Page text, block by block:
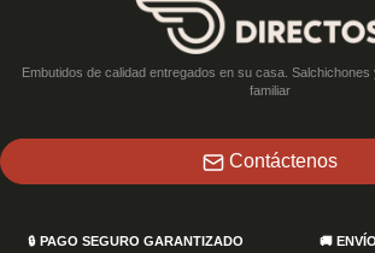
Embutidos de calidad entregados en su casa.
familiar
Contáctenos
🔒 PAGO SEGURO GARANTIZADO 🚚